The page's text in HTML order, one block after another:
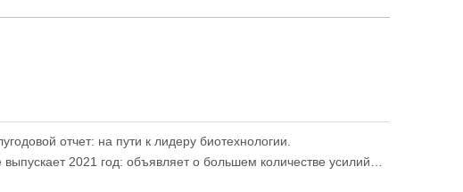
отчет: на пути к лидеру биотехнологии.